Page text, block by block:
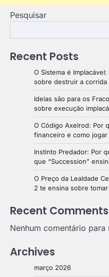
Pesquisar
Recent Posts
O Sistema é
sobre destruir a
Ideias são para os
sobre execução
O Código Axelrod: Por
financeiro e como
Instinto Predador: Por
que “Succession”
O Preço da Lealdade
2 te ensina sobre
Recent Comments
Nenhum comentário para
Archives
março 2026